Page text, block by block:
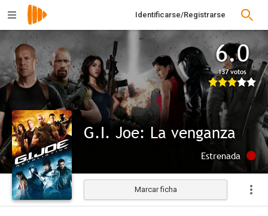
Identificarse/Registrarse
6.0
137 votos
G.I. Joe: La venganza
Estrenada
Marcar ficha